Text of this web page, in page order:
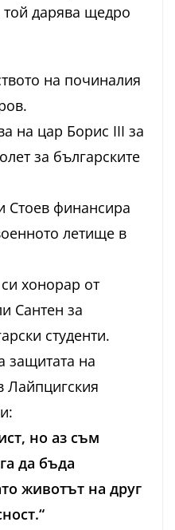
дарява щедро
на починалия
на цар Борис III за
за българските
Стоев финансира
летище в
хонорар от
Сантен за
студенти.
защитата на
Лайпцигския
но аз съм
да бъда
животът на друг